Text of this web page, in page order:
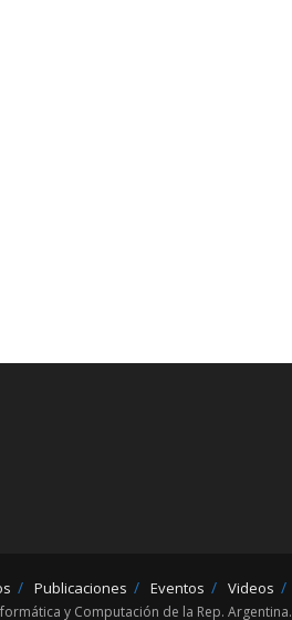
Publicaciones Eventos Videos
y Computación de la Rep. Argentina.